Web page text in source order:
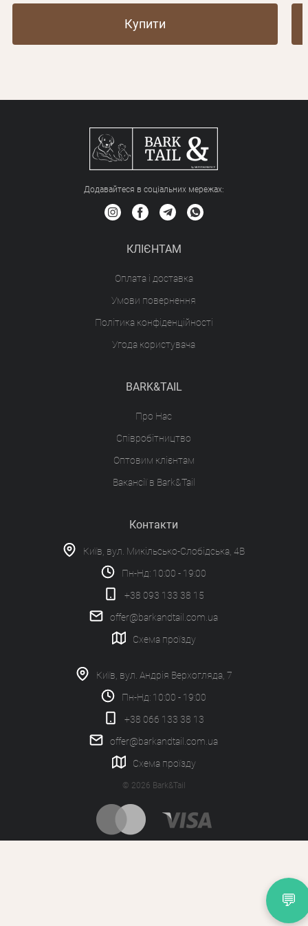
Купити
Додавайтеся в соціальних мережах:
КЛІЄНТАМ
Оплата і доставка
Умови повернення
Політика конфіденційності
Угода користувача
BARK&TAIL
Про Нас
Співробітництво
Оптовим клієнтам
Вакансії в Bark&Tail
Контакти
Київ, вул. Микільсько-Слобідська, 4В
Пн-Нд: 10:00 - 19:00
+38 093 133 38 15
offer@barkandtail.com.ua
Схема проїзду
Київ, вул. Андрія Верхогляда, 7
Пн-Нд: 10:00 - 19:00
+38 066 133 38 13
offer@barkandtail.com.ua
Схема проїзду
© 2026 Bark&Tail
💬